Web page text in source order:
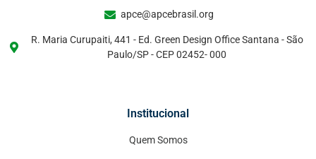
apce@apcebrasil.org
R. Maria Curupaiti, 441 - Ed. Green Design Office Santana - São
Paulo/SP - CEP 02452- 000
Institucional
Quem Somos